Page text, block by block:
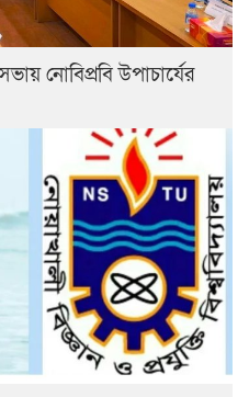
নোবিপ্রবি উপাচার্যের